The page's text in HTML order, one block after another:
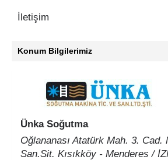
İletişim
Konum Bilgilerimiz
Ünka Soğutma
Oğlananası Atatürk Mah. 3. Cad.
San.Sit. Kısıkköy - Menderes /